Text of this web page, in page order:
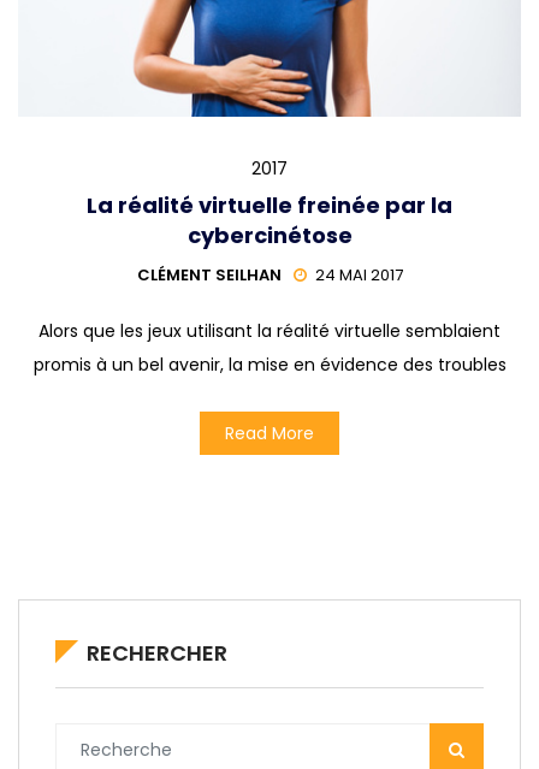
2017
La réalité virtuelle freinée par la
cybercinétose
CLÉMENT SEILHAN 24 MAI 2017
Alors que les jeux utilisant la réalité virtuelle semblaient
promis à un bel avenir, la mise en évidence des troubles
Read More
RECHERCHER